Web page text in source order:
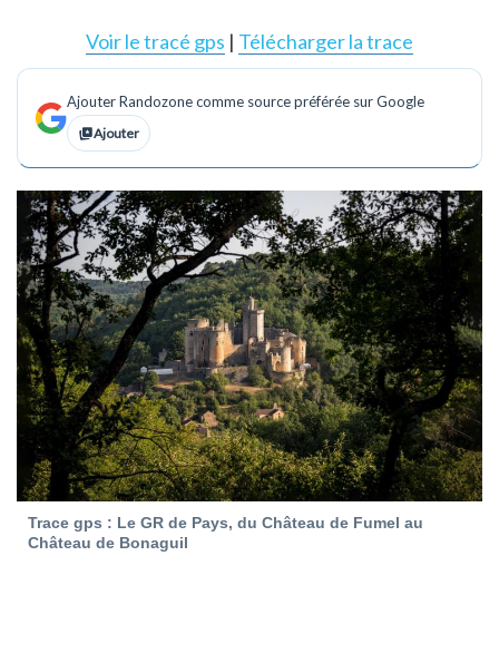
Voir le tracé gps | Télécharger la trace
Ajouter Randozone comme source préférée sur Google
Ajouter
Trace gps : Le GR de Pays, du Château de Fumel au
Château de Bonaguil